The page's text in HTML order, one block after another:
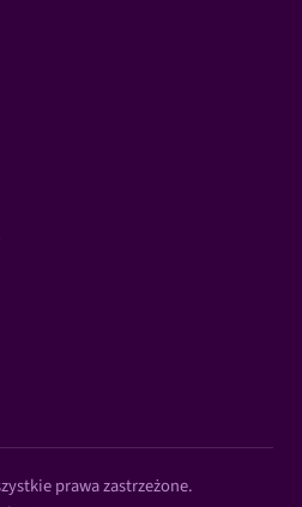
prawa zastrzeżone.